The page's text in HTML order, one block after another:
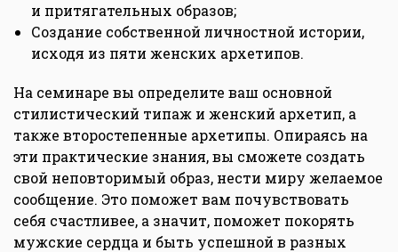
и притягательных образов;
Создание собственной личностной истории,
исходя из пяти женских архетипов.
На семинаре вы определите ваш основной
стилистический типаж и женский архетип, а
также второстепенные архетипы. Опираясь на
эти практические знания, вы сможете создать
свой неповторимый образ, нести миру желаемое
сообщение. Это поможет вам почувствовать
себя счастливее, а значит, поможет покорять
мужские сердца и быть успешной в разных